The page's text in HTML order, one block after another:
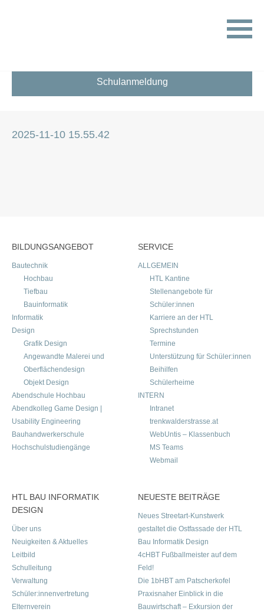
Schulanmeldung
2025-11-10 15.55.42
BILDUNGSANGEBOT
Bautechnik
Hochbau
Tiefbau
Bauinformatik
Informatik
Design
Grafik Design
Angewandte Malerei und
Oberflächendesign
Objekt Design
Abendschule Hochbau
Abendkolleg Game Design |
Usability Engineering
Bauhandwerkerschule
Hochschulstudiengänge
SERVICE
ALLGEMEIN
HTL Kantine
Stellenangebote für
Schüler:innen
Karriere an der HTL
Sprechstunden
Termine
Unterstützung für Schüler:innen
Beihilfen
Schülerheime
INTERN
Intranet
trenkwalderstrasse.at
WebUntis – Klassenbuch
MS Teams
Webmail
HTL BAU INFORMATIK
DESIGN
Über uns
Neuigkeiten & Aktuelles
Leitbild
Schulleitung
Verwaltung
Schüler:innenvertretung
Elternverein
NEUESTE BEITRÄGE
Neues Streetart-Kunstwerk
gestaltet die Ostfassade der HTL
Bau Informatik Design
4cHBT Fußballmeister auf dem
Feld!
Die 1bHBT am Patscherkofel
Praxisnaher Einblick in die
Bauwirtschaft – Exkursion der